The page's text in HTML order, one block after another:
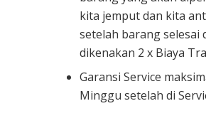
kita jemput dan kita
setelah barang selesai
dikenakan 2 x Biaya
Garansi Service
Minggu setelah di